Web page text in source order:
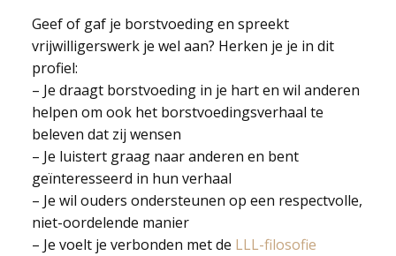
Geef of gaf je borstvoeding en spreekt
vrijwilligerswerk je wel aan? Herken je je in dit
profiel:
– Je draagt borstvoeding in je hart en wil anderen
helpen om ook het borstvoedingsverhaal te
beleven dat zij wensen
– Je luistert graag naar anderen en bent
geïnteresseerd in hun verhaal
– Je wil ouders ondersteunen op een respectvolle,
niet-oordelende manier
– Je voelt je verbonden met de LLL-filosofie